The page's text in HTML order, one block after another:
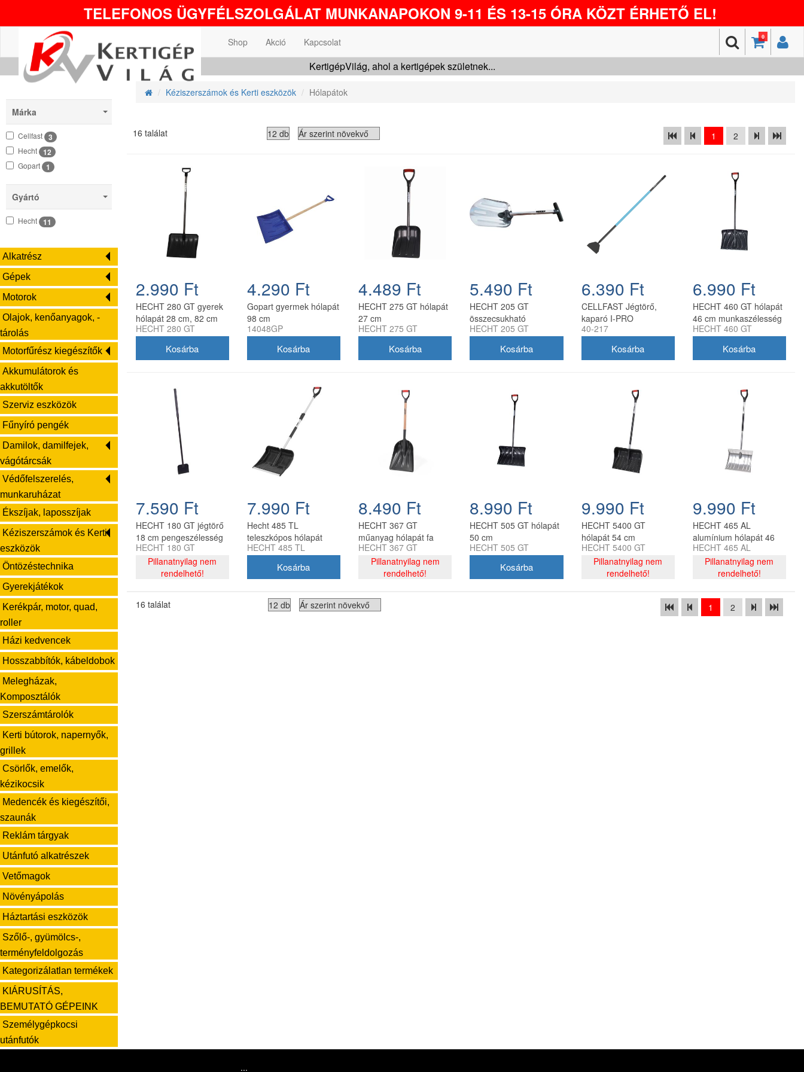
TELEFONOS ÜGYFÉLSZOLGÁLAT MUNKANAPOKON 9-11 ÉS 13-15 ÓRA KÖZT ÉRHETŐ EL!
0
Shop Akció Kapcsolat
KertigépVilág, ahol a kertigépek születnek...
Márka
Cellfast 3
Hecht 12
Gopart 1
Gyártó
Hecht 11
Alkatrész
Gépek
Motorok
Olajok, kenőanyagok, -
tárolás
Motorfűrész kiegészítők
Akkumulátorok és
akkutöltők
Szerviz eszközök
Fűnyíró pengék
Damilok, damilfejek,
vágótárcsák
Védőfelszerelés,
munkaruházat
Ékszíjak, laposszíjak
Kéziszerszámok és Kerti
eszközök
Öntözéstechnika
Gyerekjátékok
Kerékpár, motor, quad,
roller
Házi kedvencek
Hosszabbítók, kábeldobok
Melegházak,
Komposztálók
Szerszámtárolók
Kerti bútorok, napernyők,
grillek
Csörlők, emelők,
kézikocsik
Medencék és kiegészítői,
szaunák
Reklám tárgyak
Utánfutó alkatrészek
Vetőmagok
Növényápolás
Háztartási eszközök
Szőlő-, gyümölcs-,
terményfeldolgozás
Kategorizálatlan termékek
KIÁRUSÍTÁS,
BEMUTATÓ GÉPEINK
Személygépkocsi
utánfutók
Kéziszerszámok és Kerti eszközök Hólapátok
16 találat 1 2
2.990 Ft
HECHT 280 GT gyerek
hólapát 28 cm, 82 cm
nyéllel
HECHT 280 GT
4.290 Ft
Gopart gyermek hólapát
98 cm
14048GP
4.489 Ft
HECHT 275 GT hólapát
27 cm
munkaszélességgel
HECHT 275 GT
5.490 Ft
HECHT 205 GT
összecsukható
teleszkópos alumínium
HECHT 205 GT
6.390 Ft
CELLFAST Jégtörő,
kaparó I-PRO
40-217
6.990 Ft
HECHT 460 GT hólapát
46 cm munkaszélesség
131 cm nyéllel
HECHT 460 GT
7.590 Ft
HECHT 180 GT jégtörő
18 cm pengeszélesség
145 cm nyéllel
HECHT 180 GT
Pillanatnyilag nem
rendelhető!
7.990 Ft
Hecht 485 TL
teleszkópos hólapát
alumínium nyéllel
HECHT 485 TL
8.490 Ft
HECHT 367 GT
műanyag hólapát fa
nyéllel 37 cm
munkaszélesség 125
HECHT 367 GT
Pillanatnyilag nem
rendelhető!
8.990 Ft
HECHT 505 GT hólapát
50 cm
munkaszélességgel,
HECHT 505 GT
9.990 Ft
HECHT 5400 GT
hólapát 54 cm
munkaszélességgel,
141 cm nyéllel
HECHT 5400 GT
Pillanatnyilag nem
rendelhető!
9.990 Ft
HECHT 465 AL
alumínium hólapát 46
cm munkaszélességgel,
130 cm nyéllel
HECHT 465 AL
Pillanatnyilag nem
rendelhető!
16 találat 1 2
...